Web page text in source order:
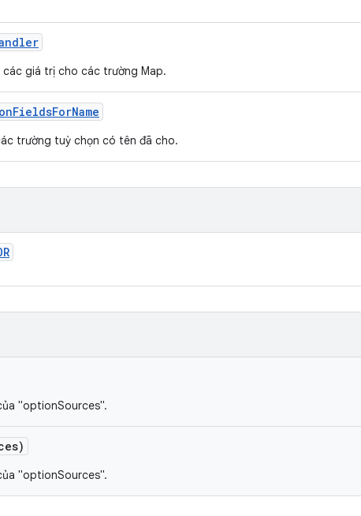
các giá trị cho các trường Map.
FieldsForName
trường tuỳ chọn có tên đã cho.
"optionSources".
"optionSources".